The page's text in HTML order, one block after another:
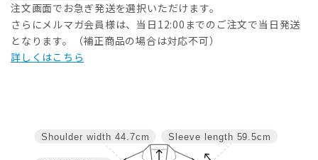
注文画面でお急ぎ発送を選択いただけます。
さらにメルマガ会員様は、当日12:00までのご注文で当日発送
となります。（補正商品の場合は対応不可）
詳しくはこちら
Sleeve length 59.5cm
Shoulder width 44.7cm